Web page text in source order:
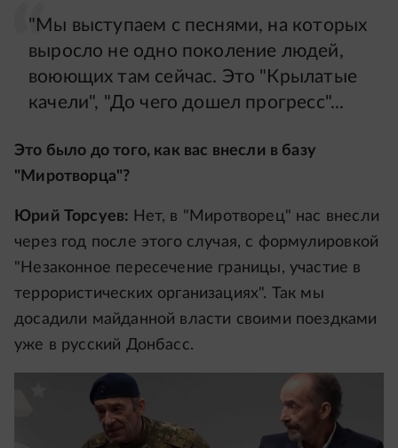
"Мы выступаем с песнями, на которых
выросло не одно поколение людей,
воюющих там сейчас. Это "Крылатые
качели", "До чего дошел прогресс"...
Это было до того, как вас внесли в базу
"Миротворца"?
Юрий Торсуев: Нет, в "Миротворец" нас внесли
через год после этого случая, с формулировкой
"Незаконное пересечение границы, участие в
террористических организациях". Так мы
досадили майданной власти своими поездками
уже в русский Донбасс.